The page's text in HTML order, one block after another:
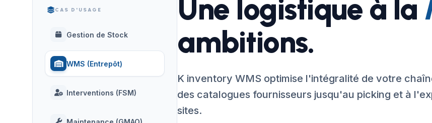
CAS D'USAGE
Gestion de Stock
WMS (Entrepôt)
Interventions (FSM)
Une logistique à la
ambitions.
K inventory WMS optimise l'intégralité de votre
des catalogues fournisseurs jusqu'au picking et à
sites.